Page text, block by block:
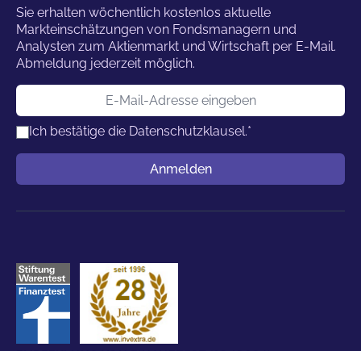
Sie erhalten wöchentlich kostenlos aktuelle
Markteinschätzungen von Fondsmanagern und
Analysten zum Aktienmarkt und Wirtschaft per E-Mail.
Abmeldung jederzeit möglich.
E-Mail-Adresse
Ich bestätige die Datenschutzklausel.*
Anmelden